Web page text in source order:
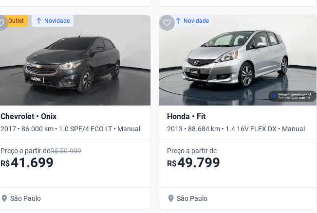
Outlet Novidade
Chevrolet • Onix
2017 • 86.000 km • 1.0 SPE/4 ECO LT • Manual
Preço a partir deR$ 50.999
R$41.699
São Paulo
Novidade
Honda • Fit
2013 • 88.684 km • 1.4 16V FLEX DX • Manual
Preço a partir de
R$49.799
São Paulo